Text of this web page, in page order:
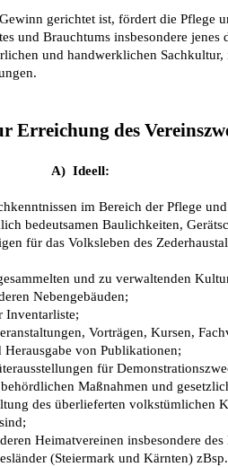
gerichtet ist, fördert die Pflege
und Brauchtums insbesondere jenes
und handwerklichen
Erreichung des
A) Ideell:
im Bereich der Pflege
bedeutsamen Baulichkeiten,
für das Volksleben des
und zu verwaltenden
Nebengebäuden;
Inventarliste;
Vorträgen, Kursen,
von Publikationen;
für
Maßnahmen und
des überlieferten volkstümlichen
Heimatvereinen insbesondere des
(Steiermark und Kärnten)